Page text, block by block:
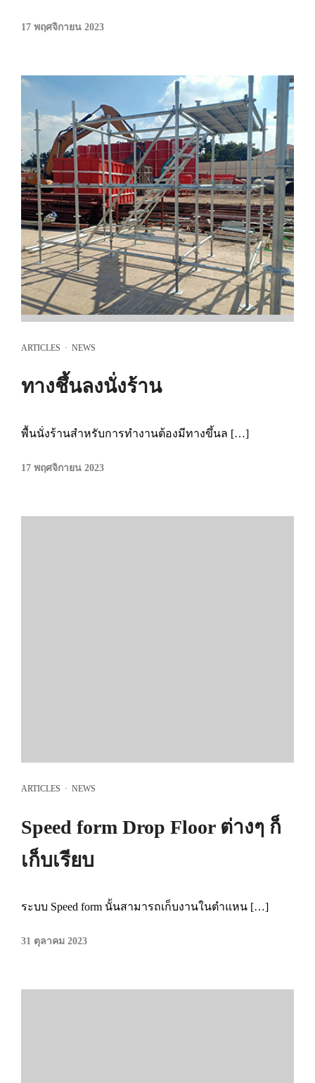
17 พฤศจิกายน 2023
ARTICLES · NEWS
ทางชึ้นลงนั่งร้าน
พื้นนั่งร้านสำหรับการทำงานต้องมีทางขึ้นล […]
17 พฤศจิกายน 2023
ARTICLES · NEWS
Speed form Drop Floor ต่างๆ ก็
เก็บเรียบ
ระบบ Speed form นั้นสามารถเก็บงานในตำแหน […]
31 ตุลาคม 2023